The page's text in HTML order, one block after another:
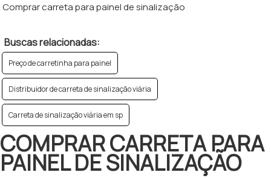
Comprar carreta para painel de sinalização
Buscas relacionadas:
Preço de carretinha para painel
Distribuidor de carreta de sinalização viária
Carreta de sinalização viária em sp
COMPRAR CARRETA PARA
PAINEL DE SINALIZAÇÃO